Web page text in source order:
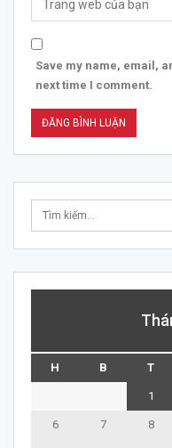
Save my name, email,
next time I comment.
H B T
1
6 7 8